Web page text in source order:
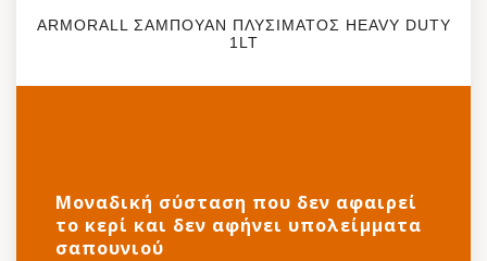
Δελτίο Δεδομένων Ασφαλείας (SDS):
content/uploads/2022/06/500322100_Armor-
ARMORALL ΣΑΜΠΟΥΑΝ ΠΛΥΣΙΜΑΤΟΣ HEAVY DUTY
1LT
Μοναδική σύσταση που δεν αφαιρεί
το κερί και δεν αφήνει υπολείμματα
σαπουνιού